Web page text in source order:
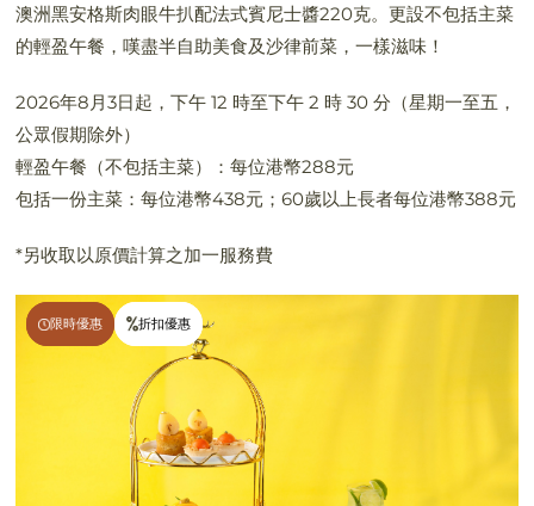
澳洲黑安格斯肉眼牛扒配法式賓尼士醬220克。更設不包括主菜
的輕盈午餐，嘆盡半自助美食及沙律前菜，一樣滋味！
2026年8月3日起，下午 12 時至下午 2 時 30 分（星期一至五，
公眾假期除外）
輕盈午餐（不包括主菜）：每位港幣288元
包括一份主菜：每位港幣438元；60歲以上長者每位港幣388元
*另收取以原價計算之加一服務費
限時優惠 折扣優惠
限時優惠 折扣優惠